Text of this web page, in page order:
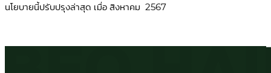
นโยบายนี้ปรับปรุงล่าสุด เมื่อ สิงหาคม 2567